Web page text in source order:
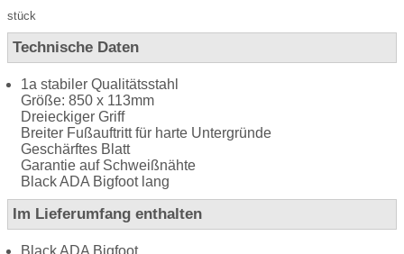
stück
Technische Daten
1a stabiler Qualitätsstahl
Größe: 850 x 113mm
Dreieckiger Griff
Breiter Fußauftritt für harte Untergründe
Geschärftes Blatt
Garantie auf Schweißnähte
Black ADA Bigfoot lang
Im Lieferumfang enthalten
Black ADA Bigfoot